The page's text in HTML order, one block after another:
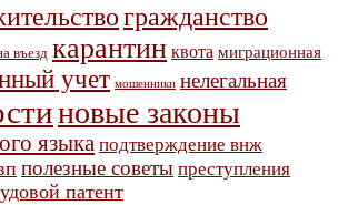
гражданство
въезд карантин квота миграционная
учет мошенники нелегальная
новые законы
языка подтверждение внж
полезные советы преступления
патент